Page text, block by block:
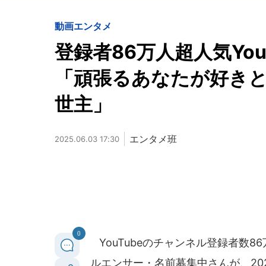
動画エンタメ
登録者86万人超人気
「頑張るあなたが好き
世主」
2025.06.03 17:30 エンタメ班
0
YouTubeのチャンネル登録者数
ルエンサー・名前募集中さんが、